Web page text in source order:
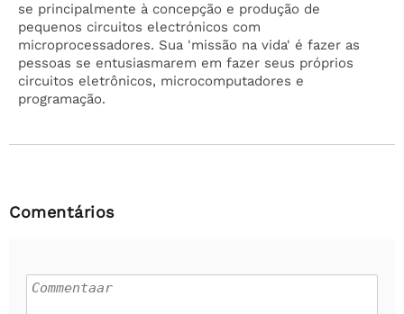
se principalmente à concepção e produção de
pequenos circuitos electrónicos com
microprocessadores. Sua 'missão na vida' é fazer as
pessoas se entusiasmarem em fazer seus próprios
circuitos eletrônicos, microcomputadores e
programação.
Comentários